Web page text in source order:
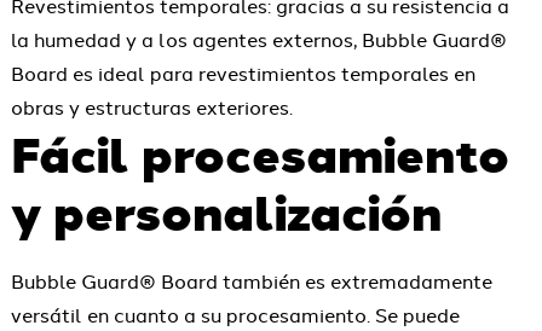
la humedad y a los agentes externos, Bubble Guard®
Board es ideal para revestimientos temporales en
obras y estructuras exteriores.
Fácil procesamiento
y personalización
Bubble Guard® Board también es extremadamente
versátil en cuanto a su procesamiento. Se puede